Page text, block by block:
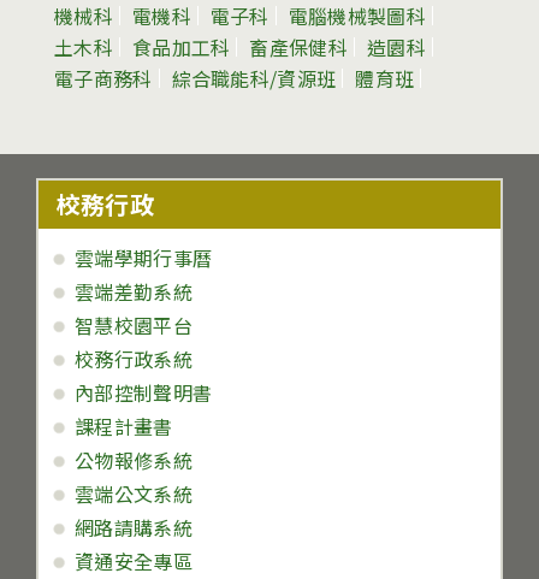
機械科 電機科 電子科
電腦機械製圖科
土木科
食品加工科 畜產保健科
造園科
電子商務科
綜合職能科/資源班 體育班
校務行政
雲端學期行事曆
雲端差勤系統
智慧校園平台
校務行政系統
內部控制聲明書
課程計畫書
公物報修系統
雲端公文系統
網路請購系統
資通安全專區